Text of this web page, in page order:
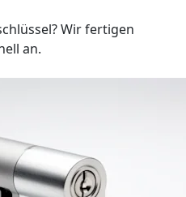
Wir fertigen
an.